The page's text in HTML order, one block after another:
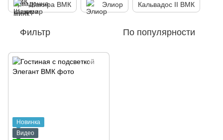
Шакира ВМК Элиор Кальвадос ІІ ВМК
Фильтр По популярности
Новинка
Видео